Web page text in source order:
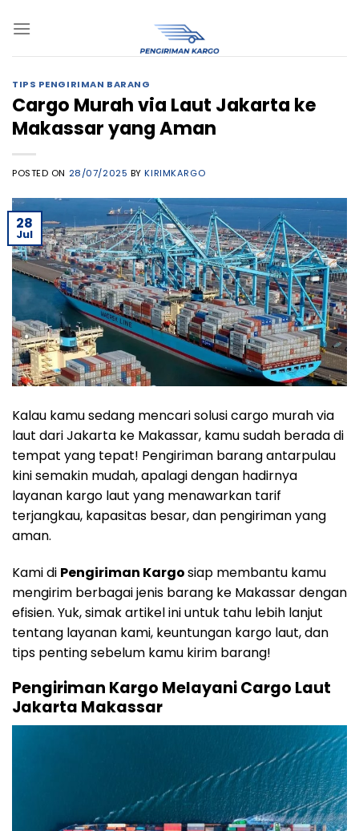
TIPS PENGIRIMAN BARANG
Cargo Murah via Laut Jakarta ke
Makassar yang Aman
POSTED ON 28/07/2025 BYKIRIMKARGO
28
Jul
Kalau kamu sedang mencari solusi cargo murah via
laut dari Jakarta ke Makassar, kamu sudah berada di
tempat yang tepat! Pengiriman barang antarpulau
kini semakin mudah, apalagi dengan hadirnya
layanan kargo laut yang menawarkan tarif
terjangkau, kapasitas besar, dan pengiriman yang
aman.
Kami di Pengiriman Kargosiap membantu kamu
mengirim berbagai jenis barang ke Makassar dengan
efisien. Yuk, simak artikel ini untuk tahu lebih lanjut
tentang layanan kami, keuntungan kargo laut, dan
tips penting sebelum kamu kirim barang!
Pengiriman Kargo Melayani Cargo Laut
Jakarta Makassar